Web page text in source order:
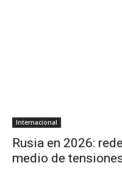
Internacional
Rusia en 2026:
medio de